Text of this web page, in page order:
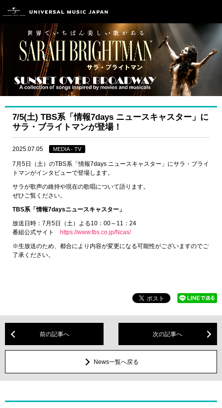
7/5(土) TBS系「情報7days ニュースキャスター」に
サラ・ブライトマンが登場！
2025.07.05 MEDIA - TV
7月5日（土）のTBS系「情報7days ニュースキャスター」にサラ・ブライ
トマンがインタビューで登場します。
サラが歌声の維持や現在の歌唱について語ります。
ぜひご覧ください。
TBS系「情報7daysニュースキャスター」
放送日時：7月5日（土）よる10：00～11：24
番組公式サイト
https://www.tbs.co.jp/Ncas/
※生放送のため、都合により内容が変更になる可能性がございますのでご
了承ください。
前の記事へ 次の記事へ
News一覧へ戻る